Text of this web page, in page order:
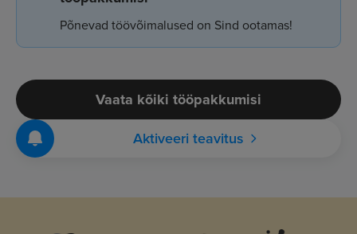
Põnevad töövõimalused on Sind ootamas!
Vaata kõiki tööpakkumisi
Aktiveeri teavitus